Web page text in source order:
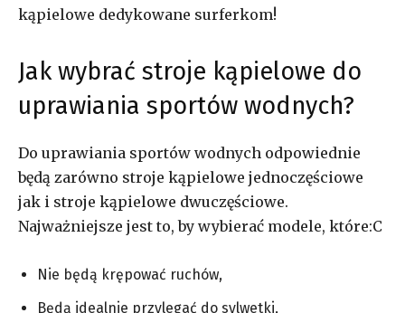
kąpielowe dedykowane surferkom!
Jak wybrać stroje kąpielowe do
uprawiania sportów wodnych?
Do uprawiania sportów wodnych odpowiednie
będą zarówno stroje kąpielowe jednoczęściowe
jak i stroje kąpielowe dwuczęściowe.
Najważniejsze jest to, by wybierać modele, które:C
Nie będą krępować ruchów,
Będą idealnie przylegać do sylwetki,